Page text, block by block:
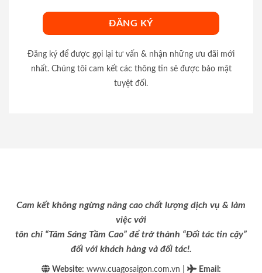
Đăng ký để được gọi lại tư vấn & nhận những ưu đãi mới
nhất. Chúng tôi cam kết các thông tin sẽ được bảo mật
tuyệt đối.
Cam kết không ngừng nâng cao chất lượng dịch vụ & làm
việc với
tôn chỉ “Tâm Sáng Tầm Cao” để trở thành “Đối tác tin cậy”
đối với khách hàng và đối tác!.
Website: www.cuagosaigon.com.vn Email :